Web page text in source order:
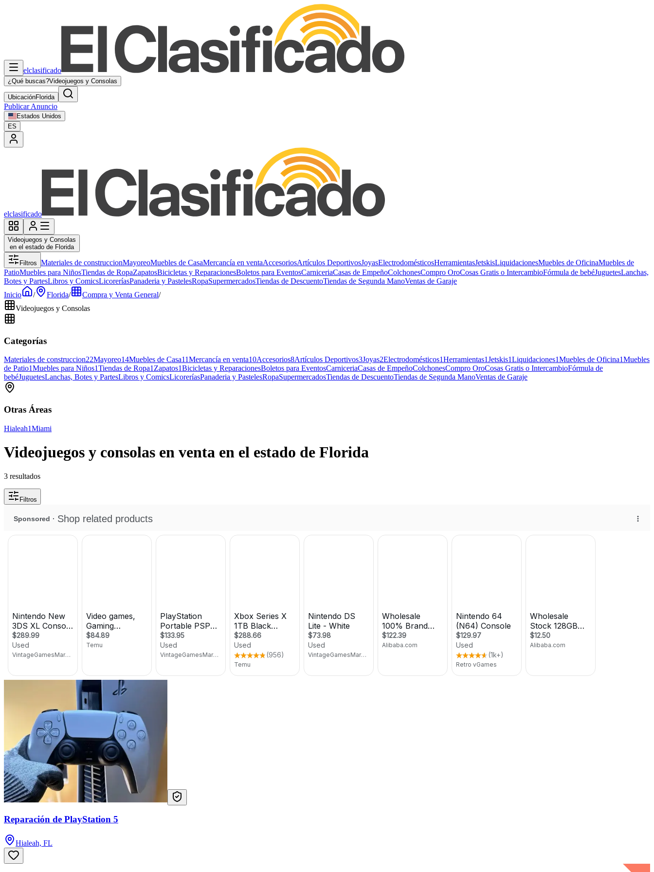
elclasificado
¿Qué buscas?Videojuegos y Consolas
UbicaciónFlorida
Publicar Anuncio
Estados Unidos
ES
elclasificado
Videojuegos y Consolas
en el estado de Florida
Filtros Materiales de construccionMayoreoMuebles de CasaMercancía en ventaAccesoriosArtículos DeportivosJoyasElectrodomésticosHerramientasJetskisLiquidacionesMuebles de OficinaMuebles de
PatioMuebles para NiñosTiendas de RopaZapatosBicicletas y ReparacionesBoletos para EventosCarniceriaCasas de EmpeñoColchonesCompro OroCosas Gratis o IntercambioFórmula de bebéJuguetesLanchas,
Botes y PartesLibros y ComicsLicoreríasPanaderia y PastelesRopaSupermercadosTiendas de DescuentoTiendas de Segunda ManoVentas de Garaje
Inicio
/ Florida/ Compra y Venta General/
Videojuegos y Consolas
Categorías
Materiales de construccion22Mayoreo14Muebles de Casa11Mercancía en venta10Accesorios8Artículos Deportivos3Joyas2Electrodomésticos1Herramientas1Jetskis1Liquidaciones1Muebles de Oficina1Muebles
de Patio1Muebles para Niños1Tiendas de Ropa1Zapatos1Bicicletas y ReparacionesBoletos para EventosCarniceriaCasas de EmpeñoColchonesCompro OroCosas Gratis o IntercambioFórmula de
bebéJuguetesLanchas, Botes y PartesLibros y ComicsLicoreríasPanaderia y PastelesRopaSupermercadosTiendas de DescuentoTiendas de Segunda ManoVentas de Garaje
Otras Áreas
Hialeah1Miami
Videojuegos y consolas en venta en el estado de Florida
3 resultados
Filtros
Reparación de PlayStation 5
Hialeah, FL